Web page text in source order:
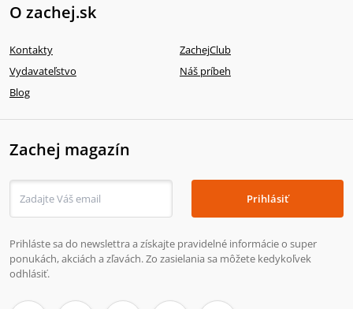
O zachej.sk
Kontakty
ZachejClub
Vydavateľstvo
Náš príbeh
Blog
Zachej magazín
Prihlásiť
Prihláste sa do newslettra a získajte pravidelné informácie o super
ponukách, akciách a zľavách. Zo zasielania sa môžete kedykoľvek
odhlásiť.